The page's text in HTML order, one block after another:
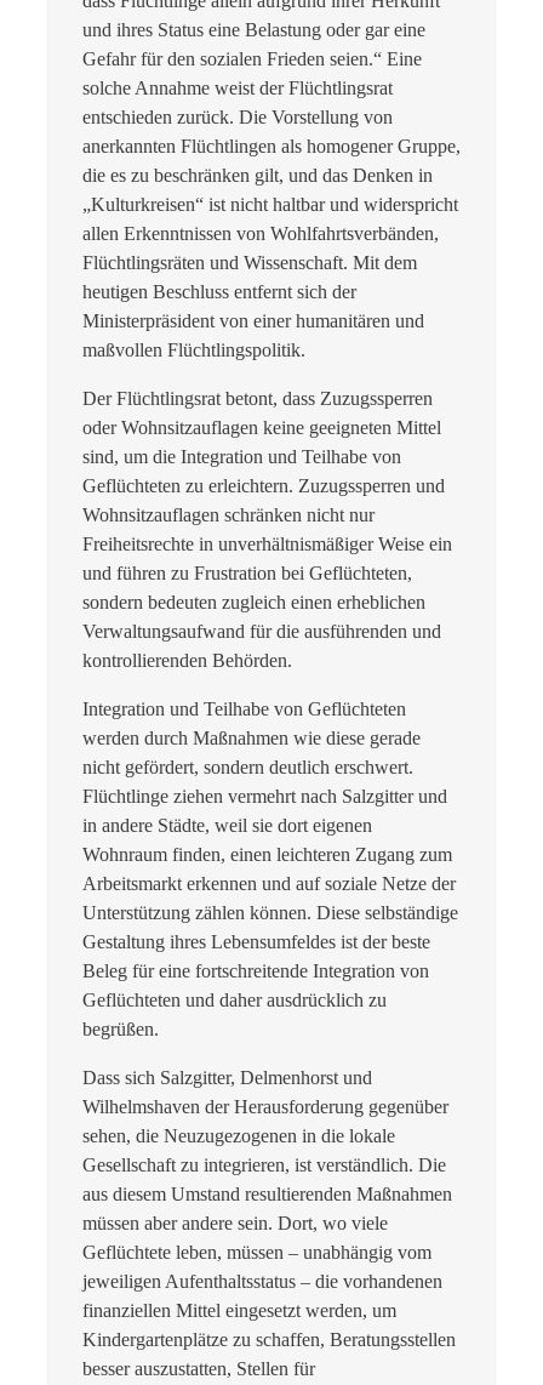
und ihres Status eine Belastung oder gar eine
Gefahr für den sozialen Frieden seien.“ Eine
solche Annahme weist der Flüchtlingsrat
entschieden zurück. Die Vorstellung von
anerkannten Flüchtlingen als homogener Gruppe,
die es zu beschränken gilt, und das Denken in
„Kulturkreisen“ ist nicht haltbar und widerspricht
allen Erkenntnissen von Wohlfahrtsverbänden,
Flüchtlingsräten und Wissenschaft. Mit dem
heutigen Beschluss entfernt sich der
Ministerpräsident von einer humanitären und
maßvollen Flüchtlingspolitik.
Der Flüchtlingsrat betont, dass Zuzugssperren
oder Wohnsitzauflagen keine geeigneten Mittel
sind, um die Integration und Teilhabe von
Geflüchteten zu erleichtern. Zuzugssperren und
Wohnsitzauflagen schränken nicht nur
Freiheitsrechte in unverhältnismäßiger Weise ein
und führen zu Frustration bei Geflüchteten,
sondern bedeuten zugleich einen erheblichen
Verwaltungsaufwand für die ausführenden und
kontrollierenden Behörden.
Integration und Teilhabe von Geflüchteten
werden durch Maßnahmen wie diese gerade
nicht gefördert, sondern deutlich erschwert.
Flüchtlinge ziehen vermehrt nach Salzgitter und
in andere Städte, weil sie dort eigenen
Wohnraum finden, einen leichteren Zugang zum
Arbeitsmarkt erkennen und auf soziale Netze der
Unterstützung zählen können. Diese selbständige
Gestaltung ihres Lebensumfeldes ist der beste
Beleg für eine fortschreitende Integration von
Geflüchteten und daher ausdrücklich zu
begrüßen.
Dass sich Salzgitter, Delmenhorst und
Wilhelmshaven der Herausforderung gegenüber
sehen, die Neuzugezogenen in die lokale
Gesellschaft zu integrieren, ist verständlich. Die
aus diesem Umstand resultierenden Maßnahmen
müssen aber andere sein. Dort, wo viele
Geflüchtete leben, müssen – unabhängig vom
jeweiligen Aufenthaltsstatus – die vorhandenen
finanziellen Mittel eingesetzt werden, um
Kindergartenplätze zu schaffen, Beratungsstellen
besser auszustatten, Stellen für